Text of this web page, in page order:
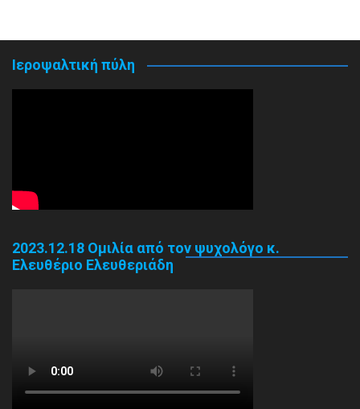
Ιεροψαλτική πύλη
2023.12.18 Ομιλία από τον ψυχολόγο κ.
Ελευθέριο Ελευθεριάδη